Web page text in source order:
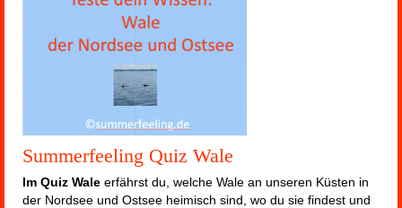
Summerfeeling Quiz Wale
Im Quiz Wale erfährst du, welche Wale an unseren Küsten in
der Nordsee und Ostsee heimisch sind, wo du sie findest und